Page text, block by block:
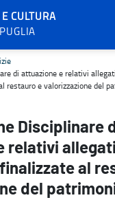
CULTURA
di attuazione e
di attuazione e relativi
restauro e valorizzazione del
Disciplinare
relativi
al
del